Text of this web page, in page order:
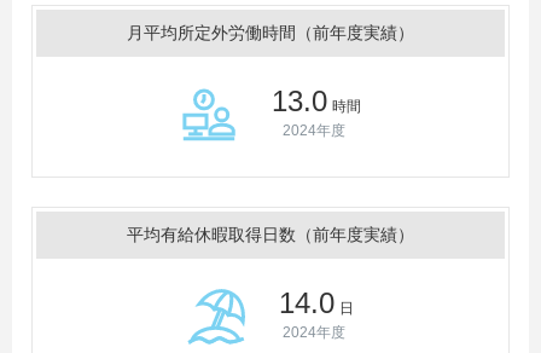
月平均所定外労働時間（前年度実績）
13.0 時間
2024年度
平均有給休暇取得日数（前年度実績）
14.0 日
2024年度